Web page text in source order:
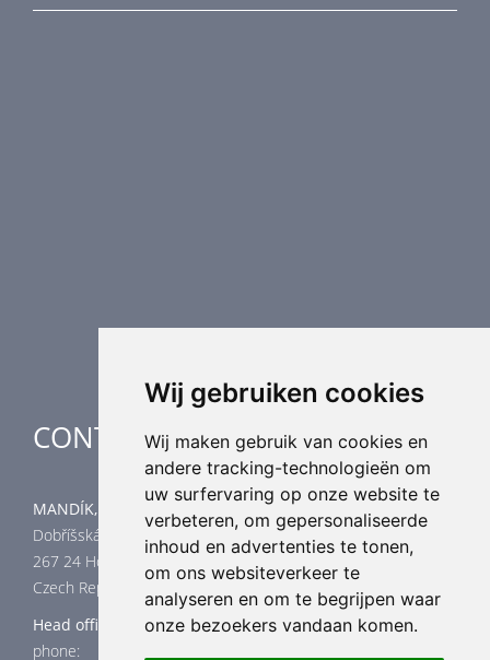
Wij gebruiken cookies
Wij maken gebruik van cookies en
andere tracking-technologieën om
uw surfervaring op onze website te
verbeteren, om gepersonaliseerde
inhoud en advertenties te tonen,
om ons websiteverkeer te
analyseren en om te begrijpen waar
onze bezoekers vandaan komen.
CONTACT
MANDÍK, a.s.
Dobříšská 550
267 24 Hostomice
Czech Republic
Head office
phone: +420 311 706 706